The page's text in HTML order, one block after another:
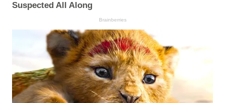
Suspected All Along
Brainberries